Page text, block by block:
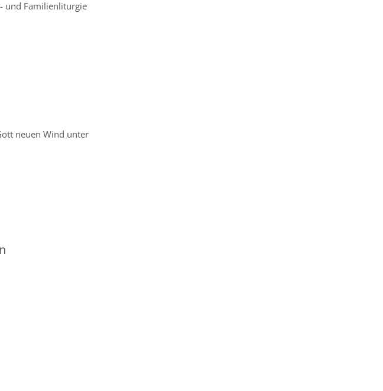
und Familienliturgie
neuen Wind unter